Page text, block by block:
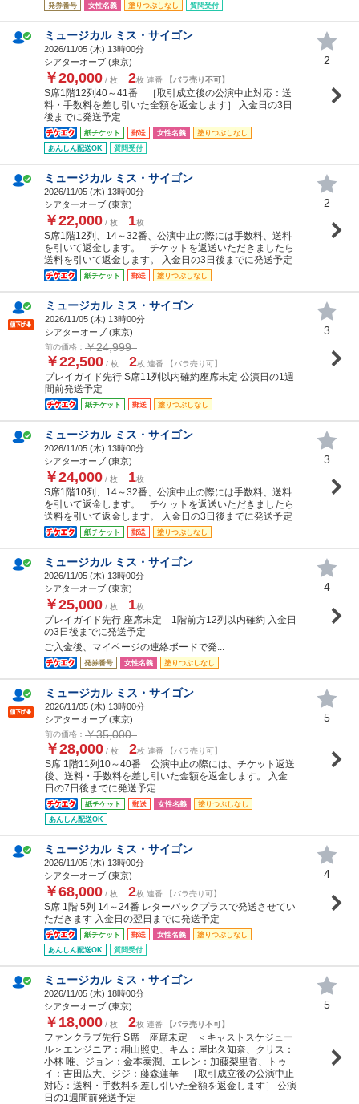
発券番号 女性名義 塗りつぶしなし 質問受付
ミュージカル ミス・サイゴン
2026/11/05 (木) 13時00分
シアターオーブ (東京)
￥20,000 / 枚 2枚 連番 【バラ売り不可】
S席1階12列40～41番 ［取引成立後の公演中止対応：送
料・手数料を差し引いた全額を返金します］ 入金日の3日
後までに発送予定
紙チケット 郵送 女性名義
塗りつぶしなし
あんしん配送OK
質問受付
2
ミュージカル ミス・サイゴン
2026/11/05 (木) 13時00分
シアターオーブ (東京)
￥22,000 / 枚 1枚
S席1階12列、14～32番、公演中止の際には手数料、送料
を引いて返金します。 チケットを返送いただきましたら
送料を引いて返金します。 入金日の3日後までに発送予定
紙チケット 郵送 塗りつぶしなし
2
ミュージカル ミス・サイゴン
2026/11/05 (木) 13時00分
シアターオーブ (東京)
前の価格： ￥24,999
￥22,500 / 枚 2枚 連番 【バラ売り可】
プレイガイド先行 S席11列以内確約座席未定 公演日の1週
間前発送予定
紙チケット 郵送 塗りつぶしなし
3
ミュージカル ミス・サイゴン
2026/11/05 (木) 13時00分
シアターオーブ (東京)
￥24,000 / 枚 1枚
S席1階10列、14～32番、公演中止の際には手数料、送料
を引いて返金します。 チケットを返送いただきましたら
送料を引いて返金します。 入金日の3日後までに発送予定
紙チケット 郵送 塗りつぶしなし
3
ミュージカル ミス・サイゴン
2026/11/05 (木) 13時00分
シアターオーブ (東京)
￥25,000 / 枚 1枚
プレイガイド先行 座席未定 1階前方12列以内確約 入金日
の3日後までに発送予定
ご入金後、マイページの連絡ボードで発...
発券番号 女性名義 塗りつぶしなし
4
ミュージカル ミス・サイゴン
2026/11/05 (木) 13時00分
シアターオーブ (東京)
前の価格： ￥35,000
￥28,000 / 枚 2枚 連番 【バラ売り可】
S席 1階11列10～40番 公演中止の際には、チケット返送
後、送料・手数料を差し引いた金額を返金します。 入金
日の7日後までに発送予定
紙チケット 郵送 女性名義
塗りつぶしなし
あんしん配送OK
5
ミュージカル ミス・サイゴン
2026/11/05 (木) 13時00分
シアターオーブ (東京)
￥68,000 / 枚 2枚 連番 【バラ売り可】
S席 1階 5列 14～24番 レターパックプラスで発送させてい
ただきます 入金日の翌日までに発送予定
紙チケット 郵送 女性名義
塗りつぶしなし
あんしん配送OK
質問受付
4
ミュージカル ミス・サイゴン
2026/11/05 (木) 18時00分
シアターオーブ (東京)
￥18,000 / 枚 2枚 連番 【バラ売り不可】
ファンクラブ先行 S席 座席未定 ＜キャストスケジュー
ル＞エンジニア：桐山照史、キム：屋比久知奈、クリス：
小林 唯、ジョン：金本泰潤、エレン：加藤梨里香、トゥ
イ：吉田広大、ジジ：藤森蓮華 ［取引成立後の公演中止
対応：送料・手数料を差し引いた全額を返金します］ 公演
日の1週間前発送予定
5